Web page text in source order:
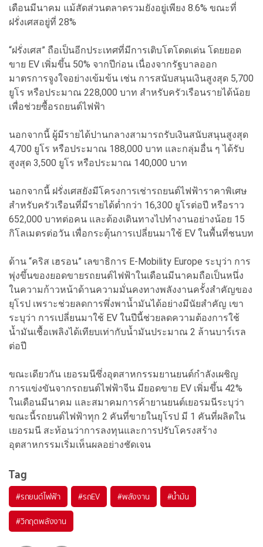
เดือนมีนาคม แม้สัดส่วนตลาดรวมยังอยู่เพียง 8.6% ขณะที่
ฝรั่งเศสอยู่ที่ 28%
“ฝรั่งเศส” ถือเป็นอีกประเทศที่มีการเติบโตโดดเด่น โดยยอด
ขาย EV เพิ่มขึ้น 50% จากปีก่อน เนื่องจากรัฐบาลออก
มาตรการจูงใจอย่างเข้มข้น เช่น การสนับสนุนเงินสูงสุด 5,700
ยูโร หรือประมาณ 228,000 บาท สำหรับครัวเรือนรายได้น้อย
เพื่อช่วยซื้อรถยนต์ไฟฟ้า
นอกจากนี้ ผู้มีรายได้ปานกลางสามารถรับเงินสนับสนุนสูงสุด
4,700 ยูโร หรือประมาณ 188,000 บาท และกลุ่มอื่น ๆ ได้รับ
สูงสุด 3,500 ยูโร หรือประมาณ 140,000 บาท
นอกจากนี้ ฝรั่งเศสยังมีโครงการเช่ารถยนต์ไฟฟ้าราคาพิเศษ
สำหรับครัวเรือนที่มีรายได้ต่ำกว่า 16,300 ยูโรต่อปี หรือราว
652,000 บาทต่อคน และต้องเดินทางไปทำงานอย่างน้อย 15
กิโลเมตรต่อวัน เพื่อกระตุ้นการเปลี่ยนมาใช้ EV ในพื้นที่ชนบท
ด้าน “คริส เฮรอน” เลขาธิการ E-Mobility Europe ระบุว่า การ
พุ่งขึ้นของยอดขายรถยนต์ไฟฟ้าในเดือนมีนาคมถือเป็นหนึ่ง
ในความก้าวหน้าด้านความมั่นคงทางพลังงานครั้งสำคัญของ
ยุโรป เพราะช่วยลดการพึ่งพาน้ำมันได้อย่างมีนัยสำคัญ เขา
ระบุว่า การเปลี่ยนมาใช้ EV ในปีนี้ช่วยลดความต้องการใช้
น้ำมันเชื้อเพลิงได้เทียบเท่ากับน้ำมันประมาณ 2 ล้านบาร์เรล
ต่อปี
ขณะเดียวกัน เยอรมนีซึ่งอุตสาหกรรมยานยนต์กำลังเผชิญ
การแข่งขันจากรถยนต์ไฟฟ้าจีน มียอดขาย EV เพิ่มขึ้น 42%
ในเดือนมีนาคม และสมาคมการค้ายานยนต์เยอรมนีระบุว่า
ขณะนี้รถยนต์ไฟฟ้าทุก 2 คันที่ขายในยุโรป มี 1 คันที่ผลิตใน
เยอรมนี สะท้อนว่าการลงทุนและการปรับโครงสร้าง
อุตสาหกรรมเริ่มเห็นผลอย่างชัดเจน
Tag
#รถยนต์ไฟฟ้า #รถEV #พลังงาน #น้ำมัน
#วิกฤตพลังงาน